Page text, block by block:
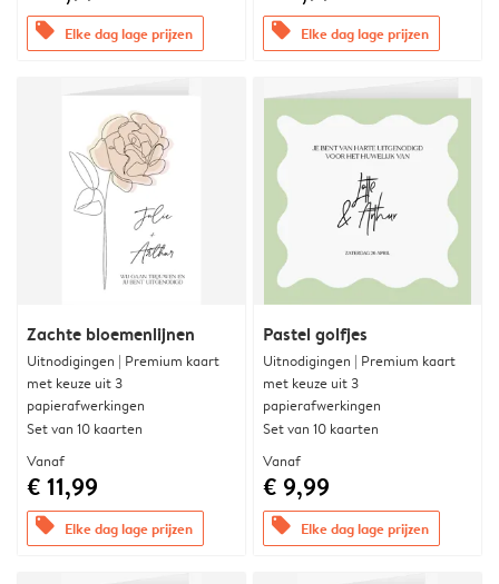
offers Elke dag lage prijzen offers Elke dag lage prijzen
Zachte bloemenlijnen
Uitnodigingen | Premium kaart
met keuze uit 3
papierafwerkingen
Set van 10 kaarten
Vanaf
€ 11,99
offers Elke dag lage prijzen
Pastel golfjes
Uitnodigingen | Premium kaart
met keuze uit 3
papierafwerkingen
Set van 10 kaarten
Vanaf
€ 9,99
offers Elke dag lage prijzen